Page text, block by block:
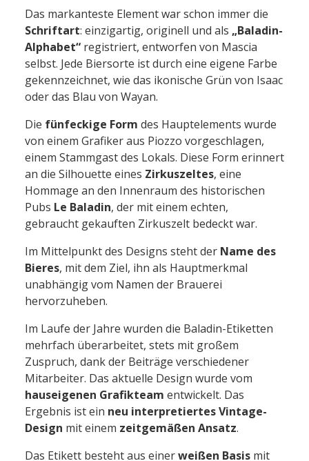
Das markanteste Element war schon immer die
Schriftart: einzigartig, originell und als „Baladin-
Alphabet“ registriert, entworfen von Mascia
selbst. Jede Biersorte ist durch eine eigene Farbe
gekennzeichnet, wie das ikonische Grün von Isaac
oder das Blau von Wayan.
Die fünfeckige Form des Hauptelements wurde
von einem Grafiker aus Piozzo vorgeschlagen,
einem Stammgast des Lokals. Diese Form erinnert
an die Silhouette eines Zirkuszeltes, eine
Hommage an den Innenraum des historischen
Pubs Le Baladin, der mit einem echten,
gebraucht gekauften Zirkuszelt bedeckt war.
Im Mittelpunkt des Designs steht der Name des
Bieres, mit dem Ziel, ihn als Hauptmerkmal
unabhängig vom Namen der Brauerei
hervorzuheben.
Im Laufe der Jahre wurden die Baladin-Etiketten
mehrfach überarbeitet, stets mit großem
Zuspruch, dank der Beiträge verschiedener
Mitarbeiter. Das aktuelle Design wurde vom
hauseigenen Grafikteam entwickelt. Das
Ergebnis ist ein neu interpretiertes Vintage-
Design mit einem zeitgemäßen Ansatz.
Das Etikett besteht aus einerweißen Basis mit